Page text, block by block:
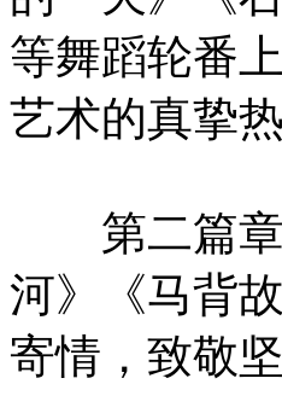
等舞蹈轮番
艺术的真挚热
第二篇章“
河》《马背
寄情，致敬